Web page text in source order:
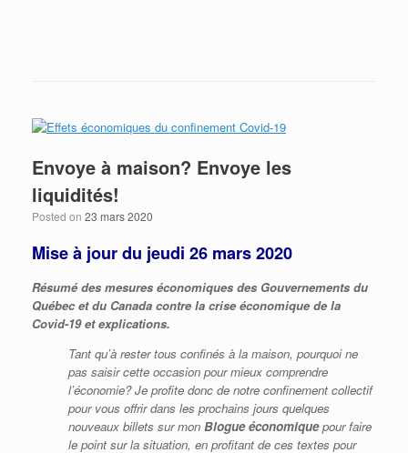
Envoye à maison? Envoye les
liquidités!
Posted on 23 mars 2020
Mise à jour du jeudi 26 mars 2020
Résumé des mesures économiques des Gouvernements du
Québec et du Canada contre la crise économique de la
Covid-19 et explications.
Tant qu’à rester tous confinés à la maison, pourquoi ne
pas saisir cette occasion pour mieux comprendre
l’économie? Je profite donc de notre confinement collectif
pour vous offrir dans les prochains jours quelques
nouveaux billets sur mon Blogue économiquepour faire
le point sur la situation, en profitant de ces textes pour